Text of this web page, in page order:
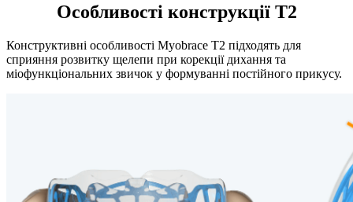
Особливості конструкції T2
Конструктивні особливості Myobrace T2 підходять для
сприяння розвитку щелепи при корекції дихання та
міофункціональних звичок у формуванні постійного прикусу.